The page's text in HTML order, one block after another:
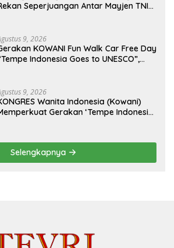
Seperjuangan Antar Mayjen TNI
9, 2026
KOWANI Fun Walk Car Free Day
Indonesia Goes to UNESCO”,
9, 2026
Wanita Indonesia (Kowani)
Gerakan ‘Tempe Indonesia
Selengkapnya